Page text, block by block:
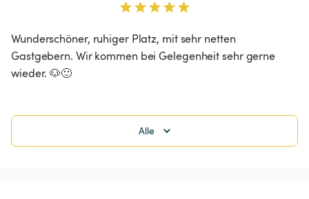
Wunderschöner, ruhiger Platz, mit sehr netten
Gastgebern. Wir kommen bei Gelegenheit sehr gerne
wieder. 🐶🙂
Alle